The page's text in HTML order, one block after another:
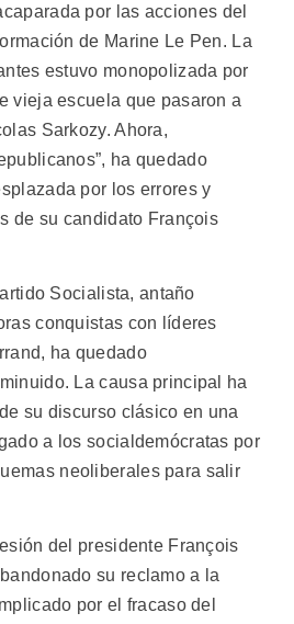
por las acciones del
de Marine Le Pen. La
estuvo monopolizada por
vieja escuela que pasaron a
Sarkozy. Ahora,
ha quedado
por los errores y
de su candidato François
Socialista, antaño
conquistas con líderes
ha quedado
La causa principal ha
su discurso clásico en una
a los socialdemócratas por
neoliberales para salir
del presidente François
su reclamo a la
por el fracaso del